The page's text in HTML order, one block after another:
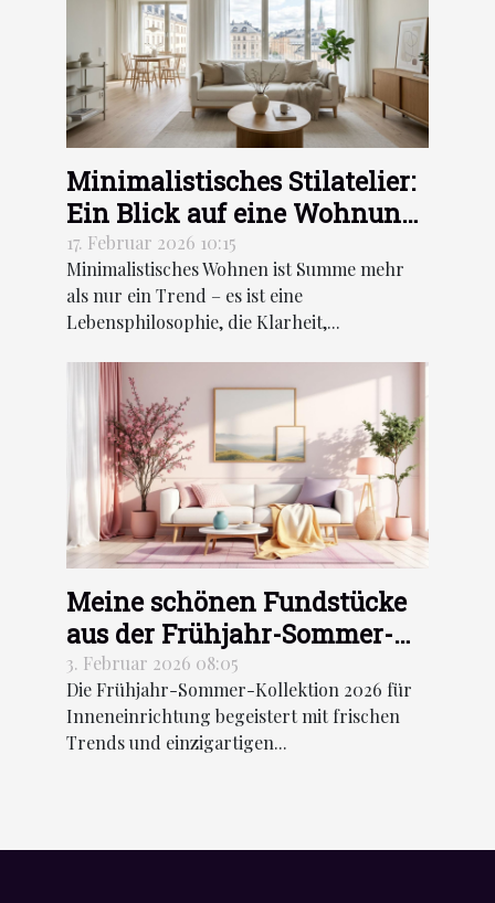
Minimalistisches Stilatelier:
Ein Blick auf eine Wohnung
in Stockholm
17. Februar 2026 10:15
Minimalistisches Wohnen ist Summe mehr
als nur ein Trend – es ist eine
Lebensphilosophie, die Klarheit,...
Meine schönen Fundstücke
aus der Frühjahr-Sommer-
Kollektion für
Inneneinrichtung 2026
3. Februar 2026 08:05
Die Frühjahr-Sommer-Kollektion 2026 für
Inneneinrichtung begeistert mit frischen
Trends und einzigartigen...